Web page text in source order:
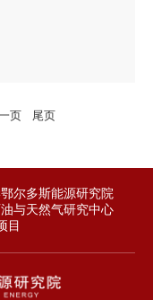
页 尾页
尔多斯能源研究院
与天然气研究中心
目